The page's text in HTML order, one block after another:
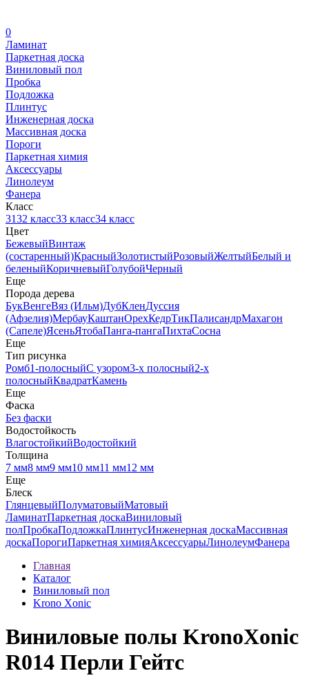
0
Ламинат
Паркетная доска
Виниловый пол
Пробка
Подложка
Плинтус
Инженерная доска
Массивная доска
Пороги
Паркетная химия
Аксессуары
Линолеум
Фанера
Класс
3132 класс33 класс34 класс
Цвет
БежевыйВинтаж
(состаренный)КрасныйЗолотистыйРозовыйЖелтыйБелый и
беленыйКоричневыйГолубойЧерный
Еще
Порода дерева
БукВенгеВяз (Ильм)ДубКленДуссия
(Афзелия)МербауКаштанОрехКедрТикПалисандрМахагон
(Сапеле)ЯсеньЯтобаПанга-пангаПихтаСосна
Еще
Тип рисунка
Ромб1-полосныйС узором3-х полосный2-х
полосныйКвадратКамень
Еще
Фаска
Без фаски
Водостойкость
ВлагостойкийВодостойкий
Толщина
7 мм8 мм9 мм10 мм11 мм12 мм
Еще
Блеск
ГлянцевыйПолуматовыйМатовый
ЛаминатПаркетная доскаВиниловый
полПробкаПодложкаПлинтусИнженерная доскаМассивная
доскаПорогиПаркетная химияАксессуарыЛинолеумФанера
Главная
Каталог
Виниловый пол
Krono Xonic
Виниловые полы KronoXonic
R014 Перли Гейтс